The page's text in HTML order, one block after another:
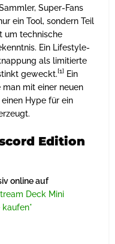
Super-Fans
ein Tool, sondern Teil
um technische
Ein Lifestyle-
als limitierte
geweckt.[1] Ein
mit einer neuen
Hype für ein
Edition
online auf
Deck Mini
kaufen*